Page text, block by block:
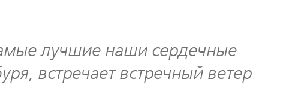
лучшие наши сердечные
встречает встречный ветер